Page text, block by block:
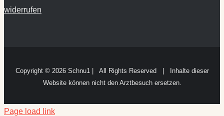
widerrufen
Copyright © 2026 Schnu1 | All Rights Reserved | Inhalte dieser
Website können nicht den Arztbesuch ersetzen.
Page load link